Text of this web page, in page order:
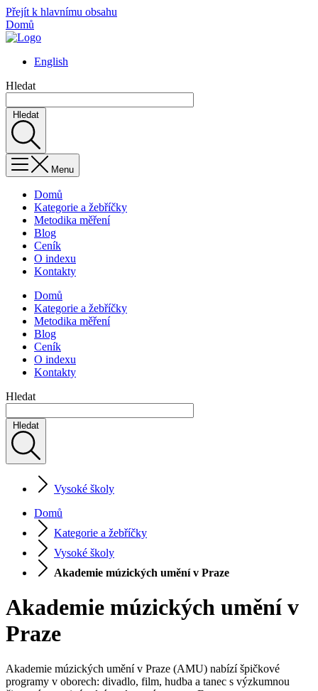
Přejít k hlavnímu obsahu
Domů
English
Hledat
Hledat
Menu
Domů
Kategorie a žebříčky
Metodika měření
Blog
Ceník
O indexu
Kontakty
Domů
Kategorie a žebříčky
Metodika měření
Blog
Ceník
O indexu
Kontakty
Hledat
Hledat
Vysoké školy
Domů
Kategorie a žebříčky
Vysoké školy
Akademie múzických umění v Praze
Akademie múzických umění v
Praze
Akademie múzických umění v Praze (AMU) nabízí špičkové
programy v oborech: divadlo, film, hudba a tanec s výzkumnou